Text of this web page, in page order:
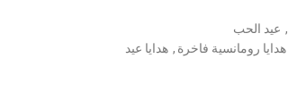
, عيد الحب
هدايا رومانسية فاخرة , هدايا عيد